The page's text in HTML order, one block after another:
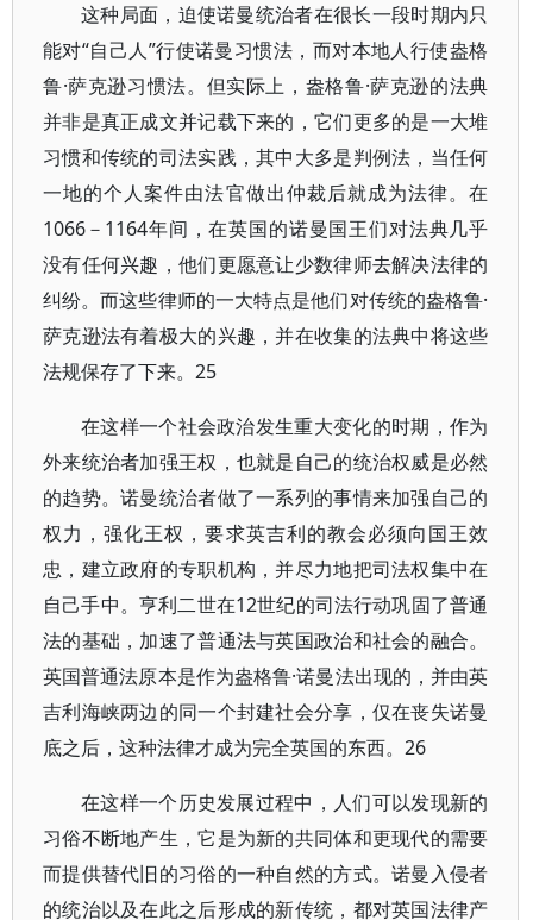
这种局面，迫使诺曼统治者在很长一段时期内只
能对“自己人”行使诺曼习惯法，而对本地人行使盎格
鲁·萨克逊习惯法。但实际上，盎格鲁·萨克逊的法典
并非是真正成文并记载下来的，它们更多的是一大堆
习惯和传统的司法实践，其中大多是判例法，当任何
一地的个人案件由法官做出仲裁后就成为法律。在
1066－1164年间，在英国的诺曼国王们对法典几乎
没有任何兴趣，他们更愿意让少数律师去解决法律的
纠纷。而这些律师的一大特点是他们对传统的盎格鲁·
萨克逊法有着极大的兴趣，并在收集的法典中将这些
法规保存了下来。25
在这样一个社会政治发生重大变化的时期，作为
外来统治者加强王权，也就是自己的统治权威是必然
的趋势。诺曼统治者做了一系列的事情来加强自己的
权力，强化王权，要求英吉利的教会必须向国王效
忠，建立政府的专职机构，并尽力地把司法权集中在
自己手中。亨利二世在12世纪的司法行动巩固了普通
法的基础，加速了普通法与英国政治和社会的融合。
英国普通法原本是作为盎格鲁·诺曼法出现的，并由英
吉利海峡两边的同一个封建社会分享，仅在丧失诺曼
底之后，这种法律才成为完全英国的东西。26
在这样一个历史发展过程中，人们可以发现新的
习俗不断地产生，它是为新的共同体和更现代的需要
而提供替代旧的习俗的一种自然的方式。诺曼入侵者
的统治以及在此之后形成的新传统，都对英国法律产